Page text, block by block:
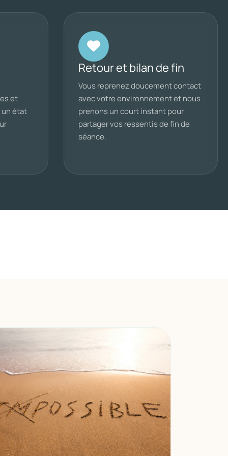
et
un état
Retour et bilan de fin
Vous reprenez doucement contact
avec votre environnement et nous
prenons un court instant pour
partager vos ressentis de fin de
séance.